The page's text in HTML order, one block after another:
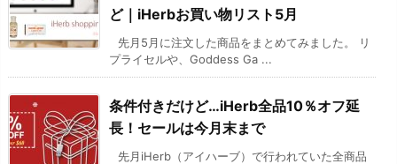
ど｜iHerbお買い物リスト5月
先月5月に注文した商品をまとめてみました。 リ
プライセルや、Goddess Ga ...
条件付きだけど…iHerb全品10％オフ延
長！セールは今月末まで
先月iHerb（アイハーブ）で行われていた全商品